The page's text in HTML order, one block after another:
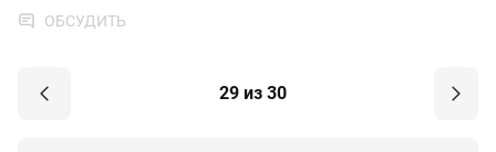
ОБСУДИТЬ
29 из 30